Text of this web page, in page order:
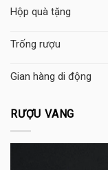
Hộp quà tặng
Trống rượu
Gian hàng di động
RƯỢU VANG